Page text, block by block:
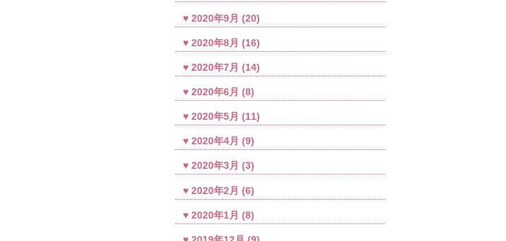
2020年9月 (20)
2020年8月 (16)
2020年7月 (14)
2020年6月 (8)
2020年5月 (11)
2020年4月 (9)
2020年3月 (3)
2020年2月 (6)
2020年1月 (8)